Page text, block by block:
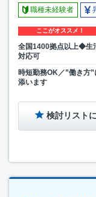
職種未経験者
ここがオススメ！
全国1400拠点以上◆生
対応可
時短勤務OK／”働き方”
添います
検討リスト